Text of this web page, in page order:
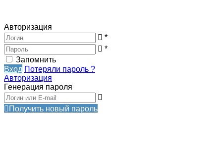
Авторизация
*
*
Запомнить
Вход Потеряли пароль ?
Авторизация
Генерация пароля
Получить новый пароль